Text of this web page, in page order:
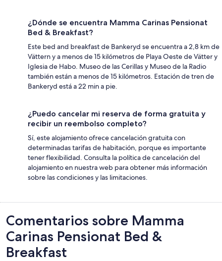
¿Dónde se encuentra Mamma Carinas Pensionat
Bed & Breakfast?
Este bed and breakfast de Bankeryd se encuentra a 2,8 km de
Vättern y a menos de 15 kilómetros de Playa Oeste de Vätter y
Iglesia de Habo. Museo de las Cerillas y Museo de la Radio
también están a menos de 15 kilómetros. Estación de tren de
Bankeryd está a 22 min a pie.
¿Puedo cancelar mi reserva de forma gratuita y
recibir un reembolso completo?
Sí, este alojamiento ofrece cancelación gratuita con
determinadas tarifas de habitación, porque es importante
tener flexibilidad. Consulta la política de cancelación del
alojamiento en nuestra web para obtener más información
sobre las condiciones y las limitaciones.
Comentarios
Comentarios sobre Mamma
Carinas Pensionat Bed &
Breakfast